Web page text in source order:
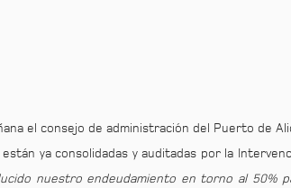
el consejo de administración del Puerto de
ya consolidadas y auditadas por la
nuestro endeudamiento en torno al 50%